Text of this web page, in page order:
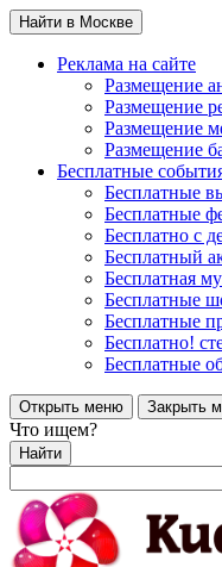
Найти в Москве
Реклама на сайте
Размещение
Размещение
Размещение
Размещение
Бесплатные
Бесплатные
Бесплатные
Бесплатно с
Бесплатный
Бесплатная
Бесплатные
Бесплатные
Бесплатно!
Бесплатные
Открыть меню Закрыть
Что ищем?
Найти